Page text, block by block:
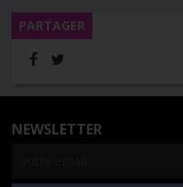
PARTAGER
NEWSLETTER